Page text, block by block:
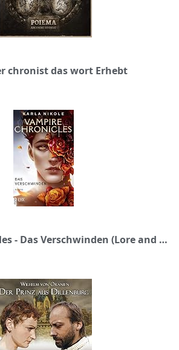
chronist das wort Erhebt
Vampire Chronicles - Das Verschwinden (Lore and Lust Reihe 2)